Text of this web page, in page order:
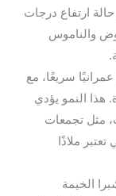
ارتفاع درجات
والناموس
سريعًا، مع
هذا النمو يؤدي
مثل تجمعات
ملاذًا
الخيمة